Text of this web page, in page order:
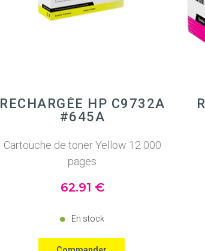
RECHARGÉE HP C9732A
#645A
Cartouche de toner Yellow 12 000
pages
62.91 €
En stock